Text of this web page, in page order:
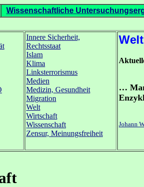
Wissenschaftliche
Innere Sicherheit,
Rechtsstaat
Islam
Klima
Linksterrorismus
Medien
Medizin, Gesundheit
Migration
Welt
Wirtschaft
Wissenschaft
Zensur, Meinungsfreiheit
…
Johann